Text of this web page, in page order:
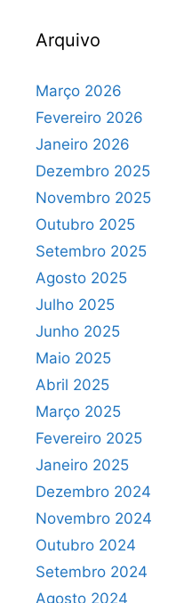
Arquivo
Março 2026
Fevereiro 2026
Janeiro 2026
Dezembro 2025
Novembro 2025
Outubro 2025
Setembro 2025
Agosto 2025
Julho 2025
Junho 2025
Maio 2025
Abril 2025
Março 2025
Fevereiro 2025
Janeiro 2025
Dezembro 2024
Novembro 2024
Outubro 2024
Setembro 2024
Agosto 2024